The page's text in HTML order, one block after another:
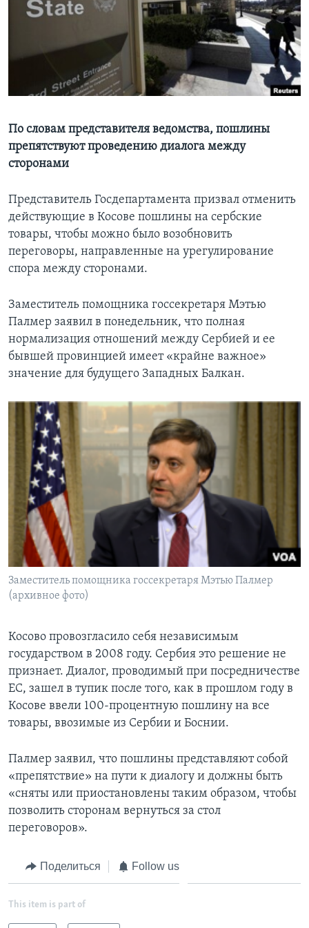
СОЦИАЛЬНЫЕ СЕТИ
Языки
По словам представителя ведомства, пошлины
препятствуют проведению диалога между
сторонами
Представитель Госдепартамента призвал отменить
действующие в Косове пошлины на сербские
товары, чтобы можно было возобновить
переговоры, направленные на урегулирование
спора между сторонами.
Заместитель помощника госсекретаря Мэтью
Палмер заявил в понедельник, что полная
нормализация отношений между Сербией и ее
бывшей провинцией имеет «крайне важное»
значение для будущего Западных Балкан.
Заместитель помощника госсекретаря Мэтью Палмер
(архивное фото)
Косово провозгласило себя независимым
государством в 2008 году. Сербия это решение не
признает. Диалог, проводимый при посредничестве
ЕС, зашел в тупик после того, как в прошлом году в
Косове ввели 100-процентную пошлину на все
товары, ввозимые из Сербии и Боснии.
Палмер заявил, что пошлины представляют собой
«препятствие» на пути к диалогу и должны быть
«сняты или приостановлены таким образом, чтобы
позволить сторонам вернуться за стол
переговоров».
Поделиться Follow us
This item is part of